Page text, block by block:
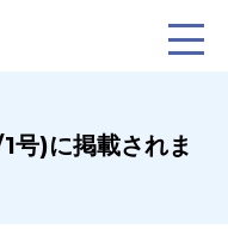
号)に掲載されま